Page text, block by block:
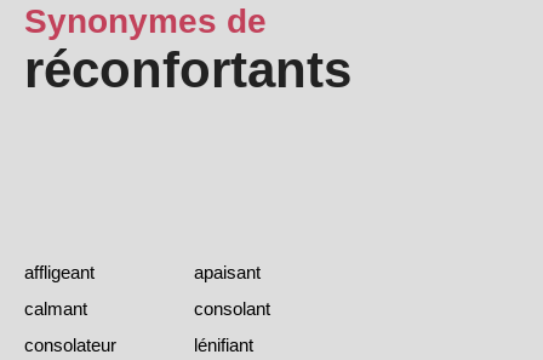
Synonymes de
réconfortants
affligeant
apaisant
calmant
consolant
consolateur
lénifiant